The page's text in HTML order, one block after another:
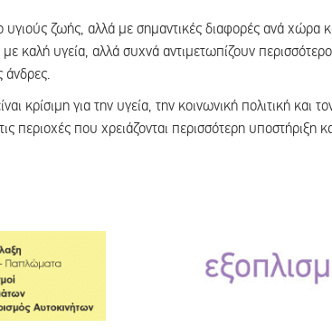
ζωής, αλλά με σημαντικές διαφορές ανά χώρα
καλή υγεία, αλλά συχνά αντιμετωπίζουν
άνδρες.
κρίσιμη για την υγεία, την κοινωνική πολιτική και
περιοχές που χρειάζονται περισσότερη υποστήριξη